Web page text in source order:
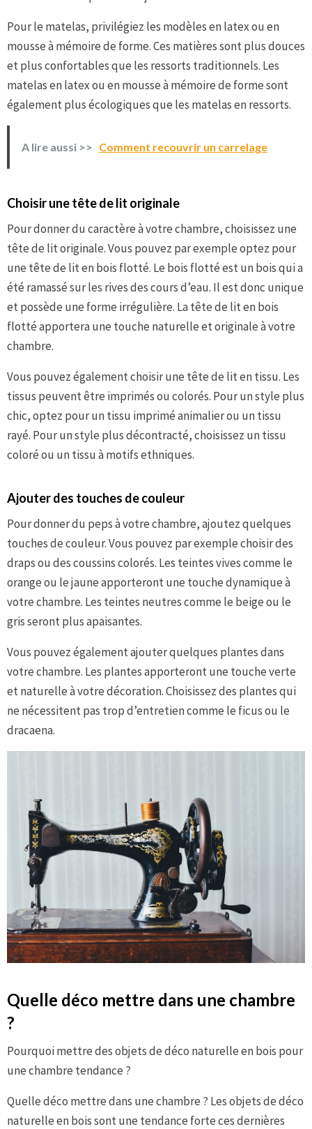
Pour le matelas, privilégiez les modèles en latex ou en
mousse à mémoire de forme. Ces matières sont plus douces
et plus confortables que les ressorts traditionnels. Les
matelas en latex ou en mousse à mémoire de forme sont
également plus écologiques que les matelas en ressorts.
A lire aussi >> Comment recouvrir un carrelage
Choisir une tête de lit originale
Pour donner du caractère à votre chambre, choisissez une
tête de lit originale. Vous pouvez par exemple optez pour
une tête de lit en bois flotté. Le bois flotté est un bois qui a
été ramassé sur les rives des cours d’eau. Il est donc unique
et possède une forme irrégulière. La tête de lit en bois
flotté apportera une touche naturelle et originale à votre
chambre.
Vous pouvez également choisir une tête de lit en tissu. Les
tissus peuvent être imprimés ou colorés. Pour un style plus
chic, optez pour un tissu imprimé animalier ou un tissu
rayé. Pour un style plus décontracté, choisissez un tissu
coloré ou un tissu à motifs ethniques.
Ajouter des touches de couleur
Pour donner du peps à votre chambre, ajoutez quelques
touches de couleur. Vous pouvez par exemple choisir des
draps ou des coussins colorés. Les teintes vives comme le
orange ou le jaune apporteront une touche dynamique à
votre chambre. Les teintes neutres comme le beige ou le
gris seront plus apaisantes.
Vous pouvez également ajouter quelques plantes dans
votre chambre. Les plantes apporteront une touche verte
et naturelle à votre décoration. Choisissez des plantes qui
ne nécessitent pas trop d’entretien comme le ficus ou le
dracaena.
Quelle déco mettre dans une chambre
?
Pourquoi mettre des objets de déco naturelle en bois pour
une chambre tendance ?
Quelle déco mettre dans une chambre ? Les objets de déco
naturelle en bois sont une tendance forte ces dernières